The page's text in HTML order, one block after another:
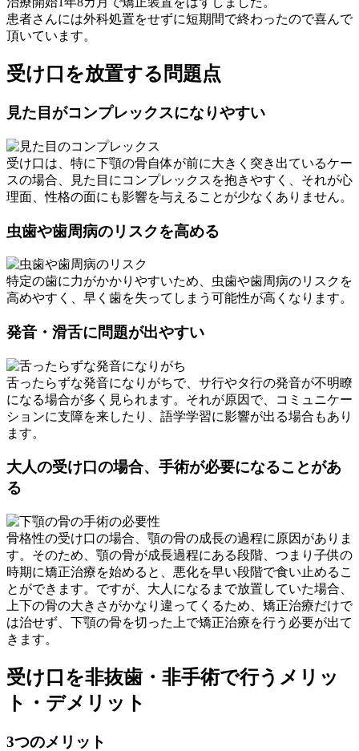
患者さんには外科処置をせずに短期間で終わったので喜んで
頂いています。
受け口を放置する問題点
見た目がコンプレックスになりやすい
受け口は、特に下顎の骨自体が前に大きく突き出ているケー
スの場合、見た目にコンプレックスを抱きやすく、それが心
理面、性格の面にも影響を与えることが少なくありません。
虫歯や歯周病のリスクを高める
特定の歯に力がかかりやすいため、虫歯や歯周病のリスクを
高めやすく、早く歯を失ってしまう可能性が高くなります。
発音・滑舌に問題が出やすい
舌ったらずな発音になりがちで、サ行やタ行の発音が不明瞭
になる場合が多く見られます。それが原因で、コミュニケー
ションに支障を来したり、語学学習に影響が出る場合もあり
ます。
大人の受け口の場合、手術が必要になることがあ
る
骨格性の受け口の場合、顎の骨の成長の過程に原因がありま
す。そのため、顎の骨が成長過程にある段階、つまり子供の
時期に矯正治療を始めると、悪化を早い段階で食い止めるこ
とができます。ですが、大人になるまで放置していた場合、
上下の骨の大きさがかなり違ってくるため、矯正治療だけで
は治せず、下顎の骨を切った上で矯正治療を行う必要が出て
きます。
受け口を非抜歯・非手術で行うメリッ
ト・デメリット
3つのメリット